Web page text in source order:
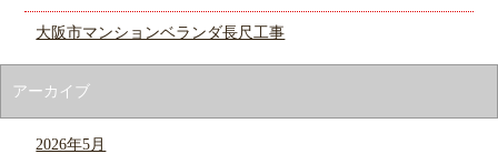
大阪市マンションベランダ長尺工事
アーカイブ
2026年5月